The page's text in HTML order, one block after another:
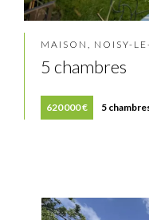
MAISON, NOISY-
5 chambres
620 000 € 5